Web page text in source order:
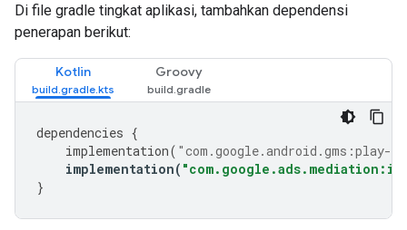
Di file gradle tingkat aplikasi, tambahkan dependensi
penerapan berikut:
Kotlin Groovy
dependencies {
implementation( "com.google.android.gms:play-
implementation(
}